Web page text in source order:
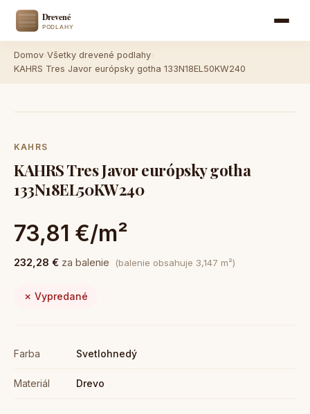
Domov Všetky drevené podlahy
KAHRS Tres Javor európsky gotha 133N18EL50KW240
KAHRS
KAHRS Tres Javor európsky gotha
133N18EL50KW240
73,81 €/m²
232,28 € za balenie (balenie obsahuje 3,147 m²)
✗ Vypredané
Farba Svetlohnedý
Materiál Drevo